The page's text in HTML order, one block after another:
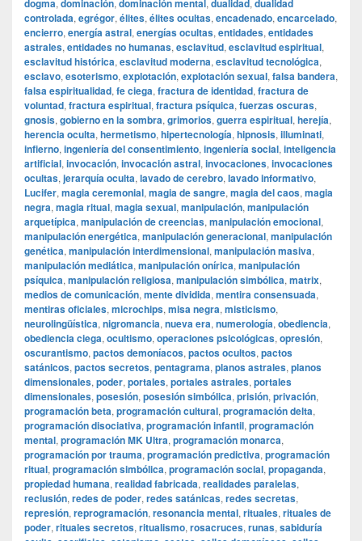
dogma, dominación, dominación mental, dualidad, dualidad
controlada, egrégor, élites, élites ocultas, encadenado, encarcelado,
encierro, energía astral, energías ocultas, entidades, entidades
astrales, entidades no humanas, esclavitud, esclavitud espiritual,
esclavitud histórica, esclavitud moderna, esclavitud tecnológica,
esclavo, esoterismo, explotación, explotación sexual, falsa bandera,
falsa espiritualidad, fe ciega, fractura de identidad, fractura de
voluntad, fractura espiritual, fractura psíquica, fuerzas oscuras,
gnosis, gobierno en la sombra, grimorios, guerra espiritual, herejía,
herencia oculta, hermetismo, hipertecnología, hipnosis, illuminati,
infierno, ingeniería del consentimiento, ingeniería social, inteligencia
artificial, invocación, invocación astral, invocaciones, invocaciones
ocultas, jerarquía oculta, lavado de cerebro, lavado informativo,
Lucifer, magia ceremonial, magia de sangre, magia del caos, magia
negra, magia ritual, magia sexual, manipulación, manipulación
arquetípica, manipulación de creencias, manipulación emocional,
manipulación energética, manipulación generacional, manipulación
genética, manipulación interdimensional, manipulación masiva,
manipulación mediática, manipulación onírica, manipulación
psíquica, manipulación religiosa, manipulación simbólica, matrix,
medios de comunicación, mente dividida, mentira consensuada,
mentiras oficiales, microchips, misa negra, misticismo,
neurolingüística, nigromancia, nueva era, numerología, obediencia,
obediencia ciega, ocultismo, operaciones psicológicas, opresión,
oscurantismo, pactos demoníacos, pactos ocultos, pactos
satánicos, pactos secretos, pentagrama, planos astrales, planos
dimensionales, poder, portales, portales astrales, portales
dimensionales, posesión, posesión simbólica, prisión, privación,
programación beta, programación cultural, programación delta,
programación disociativa, programación infantil, programación
mental, programación MK Ultra, programación monarca,
programación por trauma, programación predictiva, programación
ritual, programación simbólica, programación social, propaganda,
propiedad humana, realidad fabricada, realidades paralelas,
reclusión, redes de poder, redes satánicas, redes secretas,
represión, reprogramación, resonancia mental, rituales, rituales de
poder, rituales secretos, ritualismo, rosacruces, runas, sabiduría